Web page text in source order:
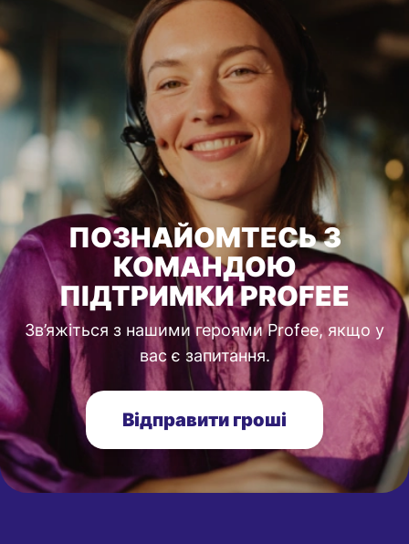
ПОЗНАЙОМТЕСЬ З
КОМАНДОЮ
ПІДТРИМКИ PROFEE
Зв’яжіться з нашими героями Profee, якщо у
вас є запитання.
Відправити гроші